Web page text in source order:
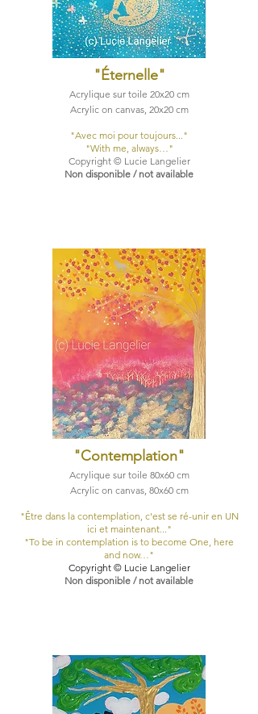
"Éternelle"
Acrylique sur toile 20x20 cm
Acrylic on canvas, 20x20 cm
​"Avec moi pour toujours..."
​"With me, always…"
Copyright © Lucie Langelier
Non disponible / not available
"Contemplation"
Acrylique sur toile 80x60 cm
Acrylic on canvas, 80x60 cm
​"Être dans la contemplation, c'est se ré-unir en UN
ici et maintenant..."
​"To be in contemplation is to become One, here
and now…"
Copyright © Lucie Langelier
Non disponible / not available